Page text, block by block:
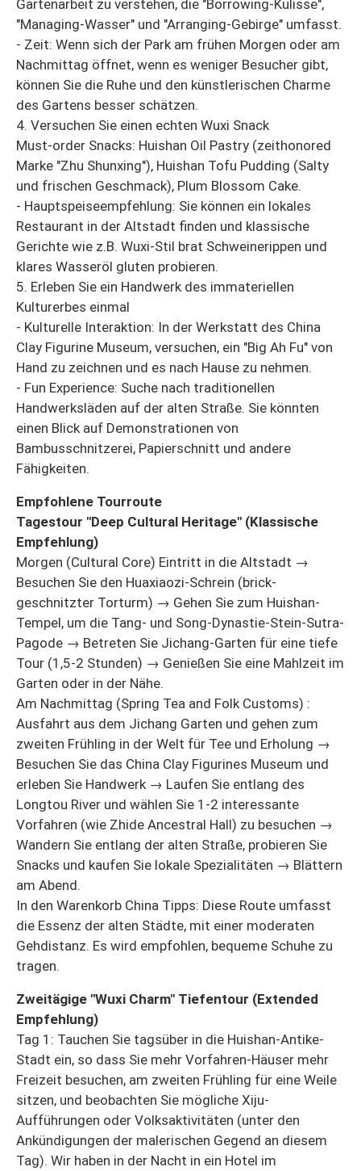
Gartenarbeit zu verstehen, die "Borrowing-Kulisse",
"Managing-Wasser" und "Arranging-Gebirge" umfasst.
- Zeit: Wenn sich der Park am frühen Morgen oder am
Nachmittag öffnet, wenn es weniger Besucher gibt,
können Sie die Ruhe und den künstlerischen Charme
des Gartens besser schätzen.
4. Versuchen Sie einen echten Wuxi Snack
Must-order Snacks: Huishan Oil Pastry (zeithonored
Marke "Zhu Shunxing"), Huishan Tofu Pudding (Salty
und frischen Geschmack), Plum Blossom Cake.
- Hauptspeiseempfehlung: Sie können ein lokales
Restaurant in der Altstadt finden und klassische
Gerichte wie z.B. Wuxi-Stil brat Schweinerippen und
klares Wasseröl gluten probieren.
5. Erleben Sie ein Handwerk des immateriellen
Kulturerbes einmal
- Kulturelle Interaktion: In der Werkstatt des China
Clay Figurine Museum, versuchen, ein "Big Ah Fu" von
Hand zu zeichnen und es nach Hause zu nehmen.
- Fun Experience: Suche nach traditionellen
Handwerksläden auf der alten Straße. Sie könnten
einen Blick auf Demonstrationen von
Bambusschnitzerei, Papierschnitt und andere
Fähigkeiten.
Empfohlene Tourroute
Tagestour "Deep Cultural Heritage" (Klassische
Empfehlung)
Morgen (Cultural Core) Eintritt in die Altstadt →
Besuchen Sie den Huaxiaozi-Schrein (brick-
geschnitzter Torturm) → Gehen Sie zum Huishan-
Tempel, um die Tang- und Song-Dynastie-Stein-Sutra-
Pagode → Betreten Sie Jichang-Garten für eine tiefe
Tour (1,5-2 Stunden) → Genießen Sie eine Mahlzeit im
Garten oder in der Nähe.
Am Nachmittag (Spring Tea and Folk Customs) :
Ausfahrt aus dem Jichang Garten und gehen zum
zweiten Frühling in der Welt für Tee und Erholung →
Besuchen Sie das China Clay Figurines Museum und
erleben Sie Handwerk → Laufen Sie entlang des
Longtou River und wählen Sie 1-2 interessante
Vorfahren (wie Zhide Ancestral Hall) zu besuchen →
Wandern Sie entlang der alten Straße, probieren Sie
Snacks und kaufen Sie lokale Spezialitäten → Blättern
am Abend.
In den Warenkorb China Tipps: Diese Route umfasst
die Essenz der alten Städte, mit einer moderaten
Gehdistanz. Es wird empfohlen, bequeme Schuhe zu
tragen.
Zweitägige "Wuxi Charm" Tiefentour (Extended
Empfehlung)
Tag 1: Tauchen Sie tagsüber in die Huishan-Antike-
Stadt ein, so dass Sie mehr Vorfahren-Häuser mehr
Freizeit besuchen, am zweiten Frühling für eine Weile
sitzen, und beobachten Sie mögliche Xiju-
Aufführungen oder Volksaktivitäten (unter den
Ankündigungen der malerischen Gegend an diesem
Tag). Wir haben in der Nacht in ein Hotel im